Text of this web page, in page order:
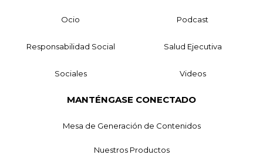
Ocio Podcast
Responsabilidad Social Salud Ejecutiva
Sociales Videos
MANTÉNGASE CONECTADO
Mesa de Generación de Contenidos
Nuestros Productos